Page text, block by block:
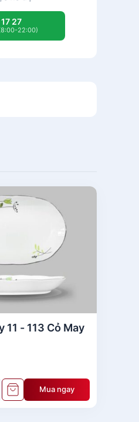
27
22:00)
11 - 113 Cỏ May
Mua ngay